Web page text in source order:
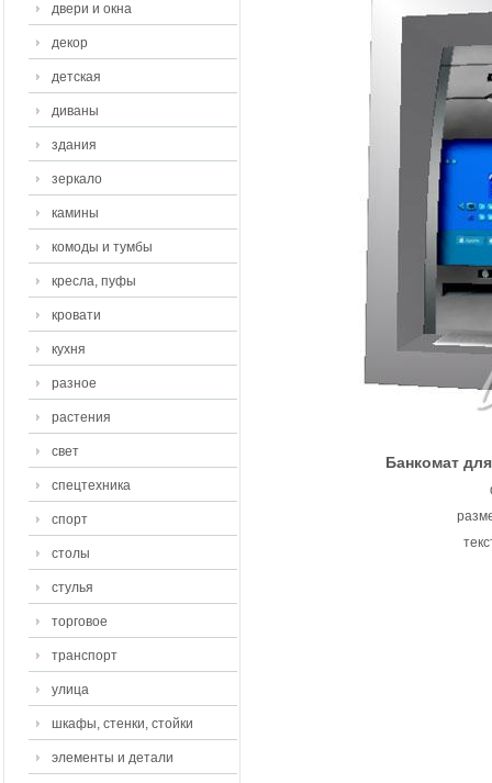
двери и окна
декор
детская
диваны
здания
зеркало
камины
комоды и тумбы
кресла, пуфы
кровати
кухня
разное
растения
свет
спецтехника
спорт
столы
стулья
торговое
транспорт
улица
шкафы, стенки, стойки
элементы и детали
Банкомат